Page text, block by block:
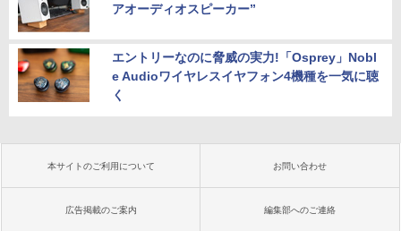
アオーディオスピーカー”
エントリーなのに脅威の実力!「Osprey」Nobl
e Audioワイヤレスイヤフォン4機種を一気に聴
く
本サイトのご利用について お問い合わせ
広告掲載のご案内 編集部へのご連絡